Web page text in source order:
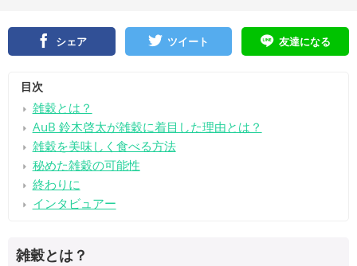
シェア ツイート 友達になる
目次
雑穀とは？
AuB 鈴木啓太が雑穀に着目した理由とは？
雑穀を美味しく食べる方法
秘めた雑穀の可能性
終わりに
インタビュアー
雑穀とは？